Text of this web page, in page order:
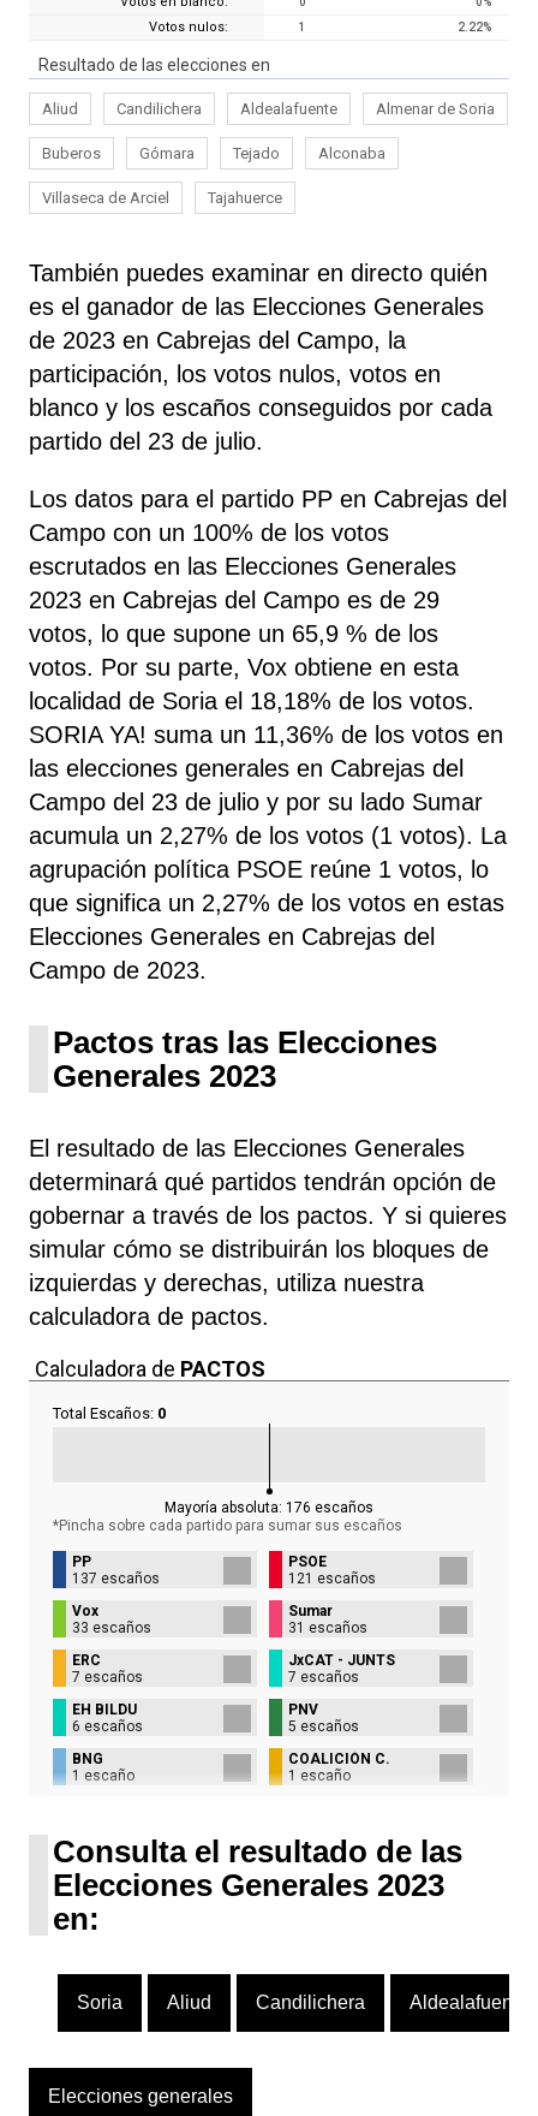
Votos nulos: 1 2.22%
Resultado de las elecciones en
Aliud Candilichera Aldealafuente Almenar de Soria
Buberos Gómara Tejado Alconaba
Villaseca de Arciel Tajahuerce
También puedes examinar en directo quién
es el ganador de las Elecciones Generales
de 2023 en Cabrejas del Campo, la
participación, los votos nulos, votos en
blanco y los escaños conseguidos por cada
partido del 23 de julio.
Los datos para el partido PP en Cabrejas del
Campo con un 100% de los votos
escrutados en las Elecciones Generales
2023 en Cabrejas del Campo es de 29
votos, lo que supone un 65,9 % de los
votos. Por su parte, Vox obtiene en esta
localidad de Soria el 18,18% de los votos.
SORIA YA! suma un 11,36% de los votos en
las elecciones generales en Cabrejas del
Campo del 23 de julio y por su lado Sumar
acumula un 2,27% de los votos (1 votos). La
agrupación política PSOE reúne 1 votos, lo
que significa un 2,27% de los votos en estas
Elecciones Generales en Cabrejas del
Campo de 2023.
Pactos tras las Elecciones
Generales 2023
El resultado de las Elecciones Generales
determinará qué partidos tendrán opción de
gobernar a través de los pactos. Y si quieres
simular cómo se distribuirán los bloques de
izquierdas y derechas, utiliza nuestra
calculadora de pactos.
Calculadora de PACTOS
Total Escaños: 0
Mayoría absoluta: 176 escaños
*Pincha sobre cada partido para sumar sus escaños
PP
137 escaños
PSOE
121 escaños
Vox
33 escaños
Sumar
31 escaños
ERC
7 escaños
JxCAT - JUNTS
7 escaños
EH BILDU
6 escaños
PNV
5 escaños
BNG
1 escaño
COALICIÓN C.
1 escaño
Consulta el resultado de las
Elecciones Generales 2023
en:
Soria Aliud Candilichera Aldealafuente
Elecciones generales